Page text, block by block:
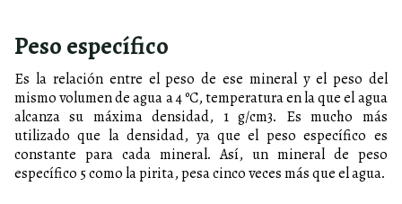
Peso específico
Es la relación entre el peso de ese mineral y el peso del
mismo volumen de agua a 4 ºC, temperatura en la que el agua
alcanza su máxima densidad, 1 g/cm3. Es mucho más
utilizado que la densidad, ya que el peso específico es
constante para cada mineral. Así, un mineral de peso
específico 5 como la pirita, pesa cinco veces más que el agua.